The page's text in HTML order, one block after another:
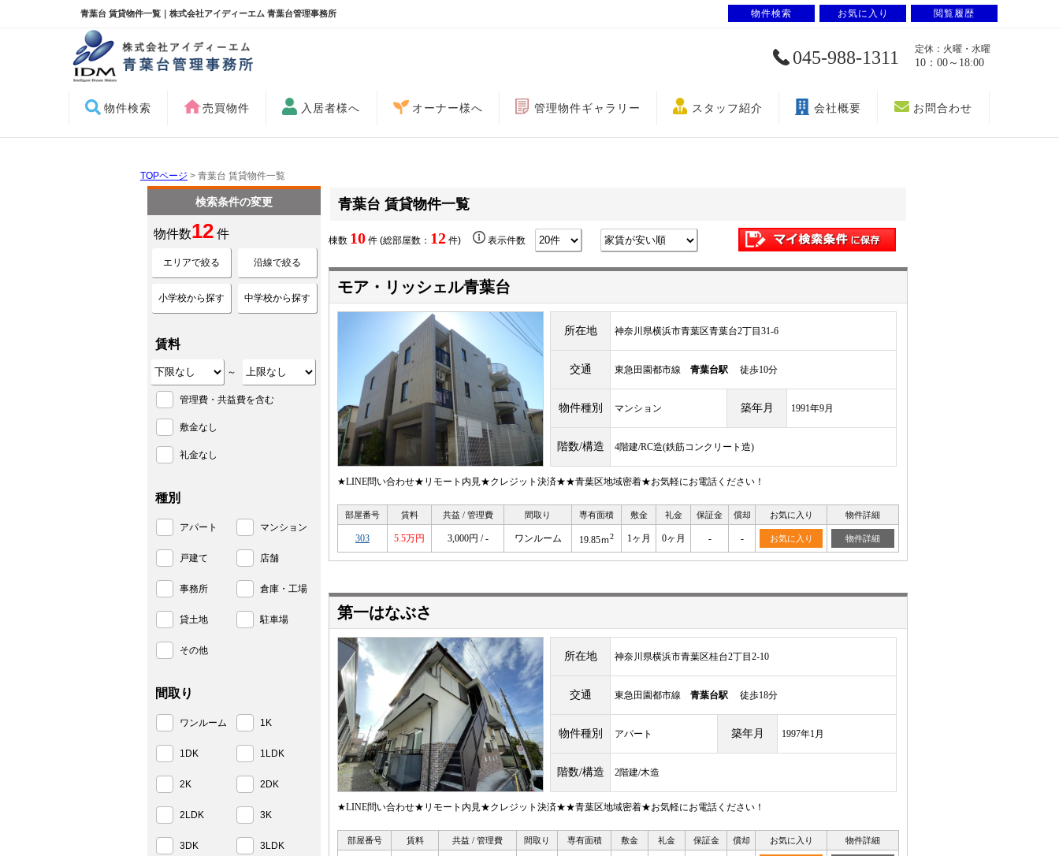
青葉台 賃貸物件一覧｜株式会社アイディーエム 青葉台管理事務所
045-988-1311 定休：火曜・水曜
10：00～18:00
物件検索 売買物件 入居者様へ オーナー様へ 管理物件ギャラリー スタッフ紹介 会社概要 お問合わせ
TOPページ > 青葉台 賃貸物件一覧
青葉台 賃貸物件一覧
棟数 10 件 (総部屋数： 12 件) 表示件数
モア・リッシェル青葉台
所在地 神奈川県横浜市青葉区青葉台2丁目31-6
交通 東急田園都市線 青葉台駅 徒歩10分
物件種別 マンション 築年月 1991年9月
階数/構造 4階建/RC造(鉄筋コンクリート造)
★LINE問い合わせ★リモート内見★クレジット決済★★青葉区地域密着★お気軽にお電話ください！
部屋番号 賃料 共益 / 管理費 間取り 専有面積 敷金 礼金 保証金 償却 お気に入り 物件詳細
303 5.5万円 3,000円 / - ワンルーム 19.85ｍ2 1ヶ月 0ヶ月 - - お気に入り 物件詳細
第一はなぶさ
所在地 神奈川県横浜市青葉区桂台2丁目2-10
交通 東急田園都市線 青葉台駅 徒歩18分
物件種別 アパート 築年月 1997年1月
階数/構造 2階建/木造
★LINE問い合わせ★リモート内見★クレジット決済★★青葉区地域密着★お気軽にお電話ください！
部屋番号 賃料 共益 / 管理費 間取り 専有面積 敷金 礼金 保証金 償却 お気に入り 物件詳細
検索条件の変更
物件数12 件
エリアで絞る 沿線で絞る
小学校から探す 中学校から探す
賃料
～
管理費・共益費を含む
敷金なし
礼金なし
種別
アパート マンション
戸建て 店舗
事務所 倉庫・工場
貸土地 駐車場
その他
間取り
ワンルーム 1K
1DK 1LDK
2K 2DK
2LDK 3K
3DK 3LDK
物件検索 お気に入り 閲覧履歴